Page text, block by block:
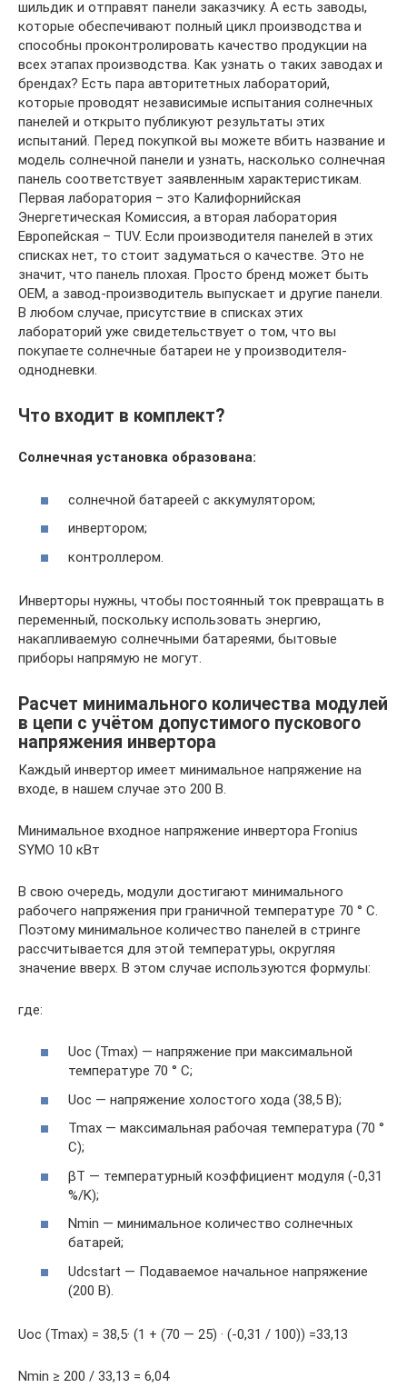
шильдик и отправят панели заказчику. А есть заводы,
которые обеспечивают полный цикл производства и
способны проконтролировать качество продукции на
всех этапах производства. Как узнать о таких заводах и
брендах? Есть пара авторитетных лабораторий,
которые проводят независимые испытания солнечных
панелей и открыто публикуют результаты этих
испытаний. Перед покупкой вы можете вбить название и
модель солнечной панели и узнать, насколько солнечная
панель соответствует заявленным характеристикам.
Первая лаборатория – это Калифорнийская
Энергетическая Комиссия, а вторая лаборатория
Европейская – TUV. Если производителя панелей в этих
списках нет, то стоит задуматься о качестве. Это не
значит, что панель плохая. Просто бренд может быть
OEM, а завод-производитель выпускает и другие панели.
В любом случае, присутствие в списках этих
лабораторий уже свидетельствует о том, что вы
покупаете солнечные батареи не у производителя-
однодневки.
Что входит в комплект?
Солнечная установка образована:
солнечной батареей с аккумулятором;
инвертором;
контроллером.
Инверторы нужны, чтобы постоянный ток превращать в
переменный, поскольку использовать энергию,
накапливаемую солнечными батареями, бытовые
приборы напрямую не могут.
Расчет минимального количества модулей
в цепи с учётом допустимого пускового
напряжения инвертора
Каждый инвертор имеет минимальное напряжение на
входе, в нашем случае это 200 В.
Минимальное входное напряжение инвертора Fronius
SYMO 10 кВт
В свою очередь, модули достигают минимального
рабочего напряжения при граничной температуре 70 ° C.
Поэтому минимальное количество панелей в стринге
рассчитывается для этой температуры, округляя
значение вверх. В этом случае используются формулы:
где:
Uoc (Tmax) — напряжение при максимальной
температуре 70 ° C;
Uoc — напряжение холостого хода (38,5 В);
Tmax — максимальная рабочая температура (70 °
C);
βT — температурный коэффициент модуля (-0,31
%/K);
Nmin — минимальное количество солнечных
батарей;
Udcstart — Подаваемое начальное напряжение
(200 В).
Uoc (Tmax) = 38,5· (1 + (70 — 25) · (-0,31 / 100)) =33,13
Nmin ≥ 200 / 33,13 = 6,04